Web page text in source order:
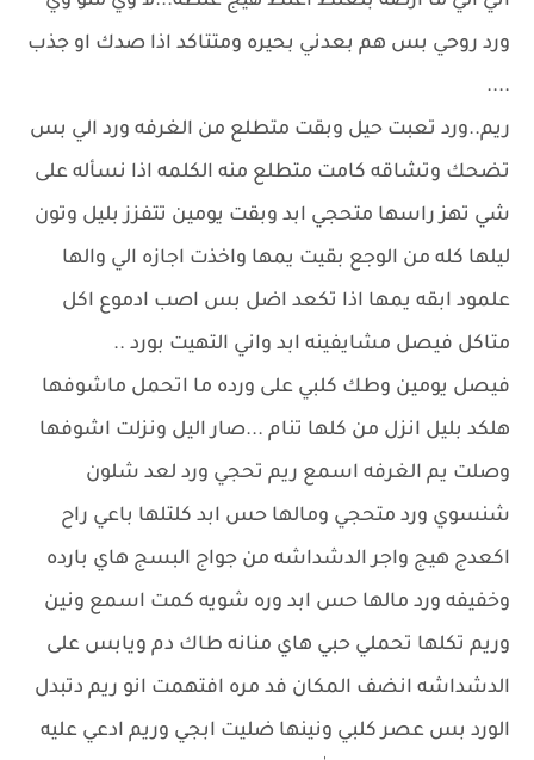
ورد روحي بس هم بعدني بحيره ومتتاكد اذا صدك او جذب
....
ريم..ورد تعبت حيل وبقت متطلع من الغرفه ورد الي بس
تضحك وتشاقه كامت متطلع منه الكلمه اذا نسأله على
شي تهز راسها متحجي ابد وبقت يومين تتفزز بليل وتون
ليلها كله من الوجع بقيت يمها واخذت اجازه الي والها
علمود ابقه يمها اذا تكعد اضل بس اصب ادموع اكل
متاكل فيصل مشايفينه ابد واني التهيت بورد ..
فيصل يومين وطك كلبي على ورده ما اتحمل ماشوفها
هلكد بليل انزل من كلها تنام ...صار اليل ونزلت اشوفها
وصلت يم الغرفه اسمع ريم تحجي ورد لعد شلون
شنسوي ورد متحجي ومالها حس ابد كلتلها باعي راح
اكعدج هيج واجر الدشداشه من جواج البسج هاي بارده
وخفيفه ورد مالها حس ابد وره شويه كمت اسمع ونين
وريم تكلها تحملي حبي هاي منانه طاك دم ويابس على
الدشداشه انضف المكان فد مره افتهمت انو ريم دتبدل
الورد بس عصر كلبي ونينها ضليت ابجي وريم ادعي عليه